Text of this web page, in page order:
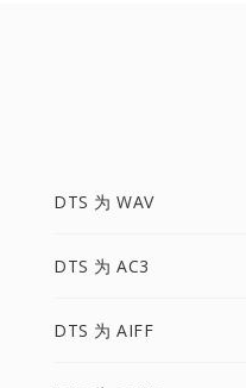
DTS 为 WAV
DTS 为 AC3
DTS 为 AIFF